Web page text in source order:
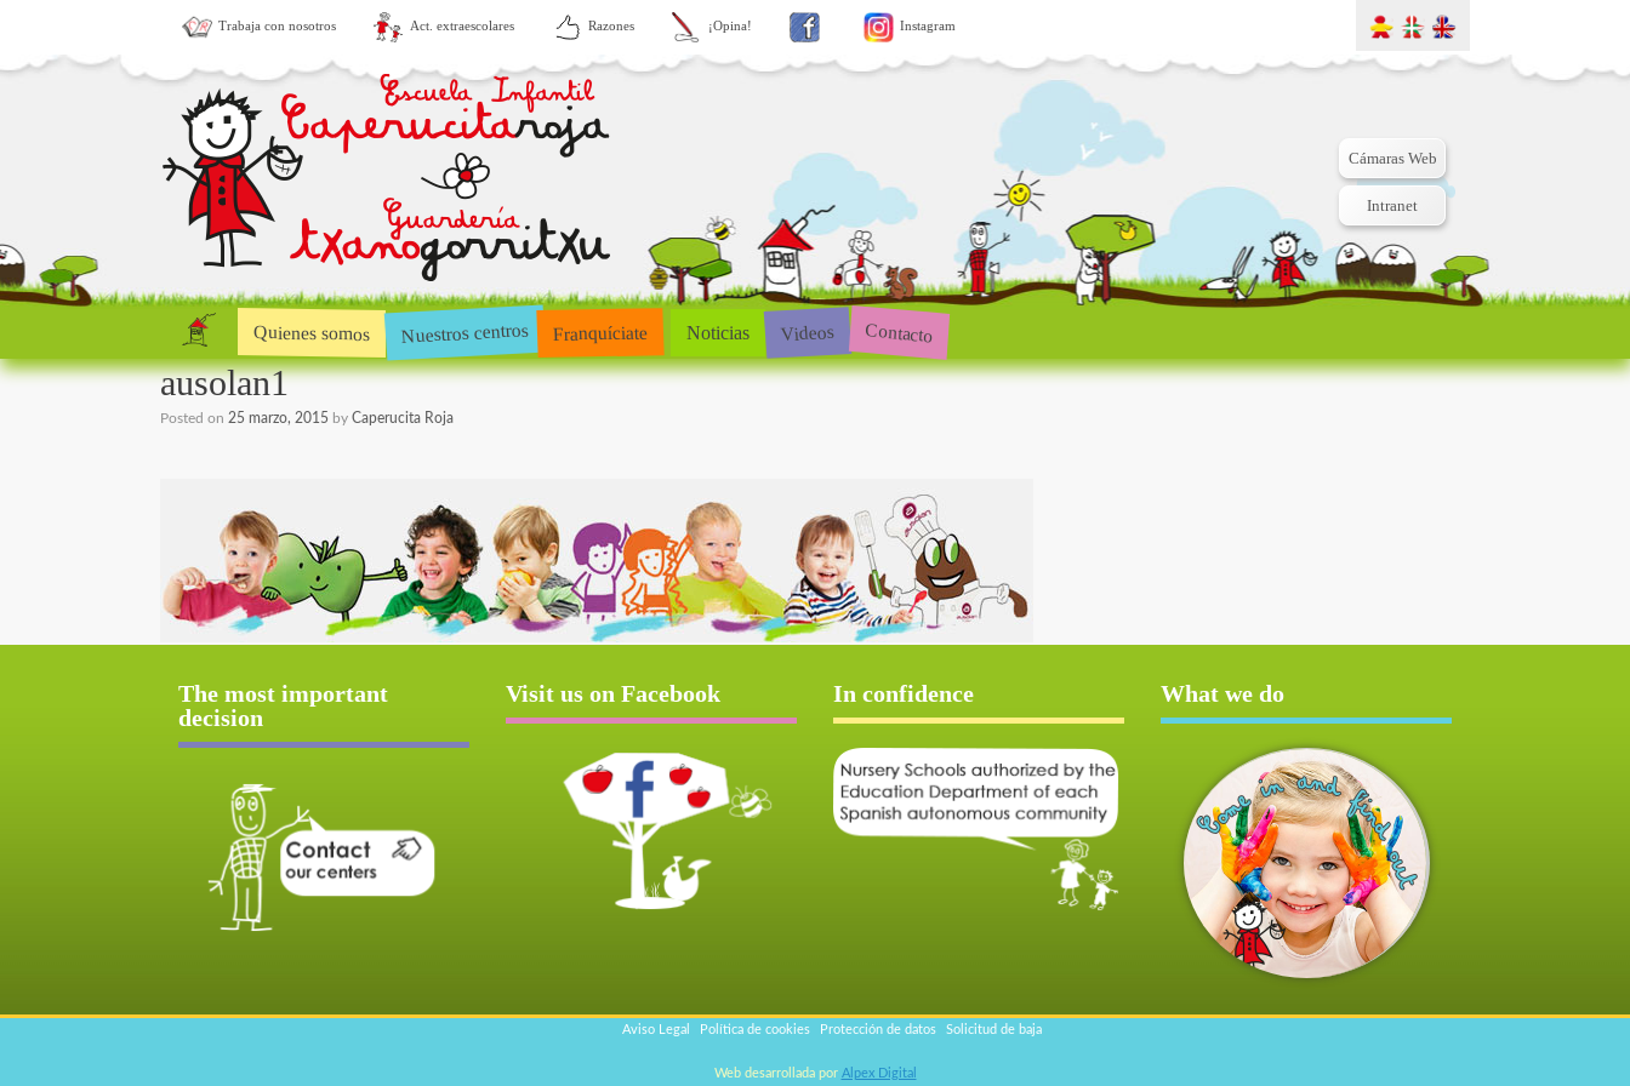
Trabaja con nosotros Act. extraescolares Razones ¡Opina! Instagram
Cámaras Web
Intranet
Quienes somos Nuestros centros Franquíciate Noticias Videos Contacto
ausolan1
Posted on 25 marzo, 2015 by Caperucita Roja
The most important
decision
Visit us on Facebook In confidence What we do
Aviso Legal Política de cookies Protección de datos Solicitud de baja
Web desarrollada por Alpex Digital